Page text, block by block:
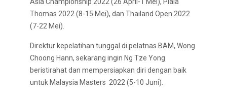
Thomas 2022 (8-15 Mei), dan Thailand Open 2022
(7-22 Mei).
Direktur kepelatihan tunggal di pelatnas BAM, Wong
Choong Hann, sekarang ingin Ng Tze Yong
beristirahat dan mempersiapkan diri dengan baik
untuk Malaysia Masters 2022 (5-10 Juni).